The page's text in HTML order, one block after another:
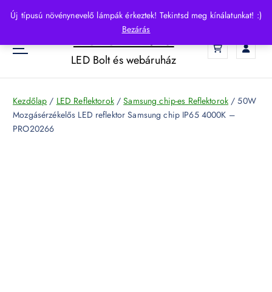
Új típusú növénynevelő lámpák érkeztek! Tekintsd meg kínálatunkat! :)
Bezárás
p
o
HelloLED.hu
LED Bolt és webáruház
Kezdőlap / LED Reflektorok/Samsung chip-es Reflektorok / 50W
Mozgásérzékelős LED reflektor Samsung chip IP65 4000K –
PRO20266